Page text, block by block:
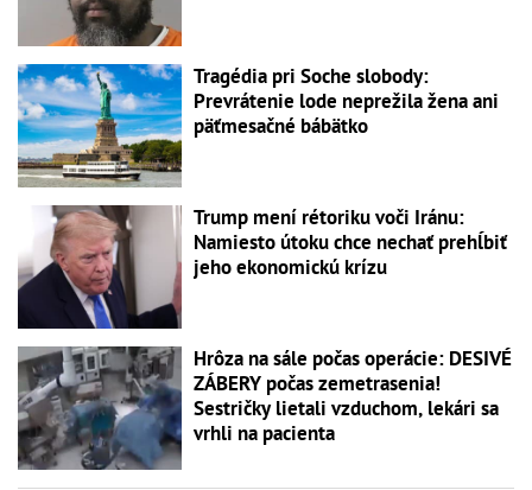
Tragédia pri Soche slobody:
Prevrátenie lode neprežila žena ani
päťmesačné bábätko
Trump mení rétoriku voči Iránu:
Namiesto útoku chce nechať prehĺbiť
jeho ekonomickú krízu
Hrôza na sále počas operácie: DESIVÉ
ZÁBERY počas zemetrasenia!
Sestričky lietali vzduchom, lekári sa
vrhli na pacienta